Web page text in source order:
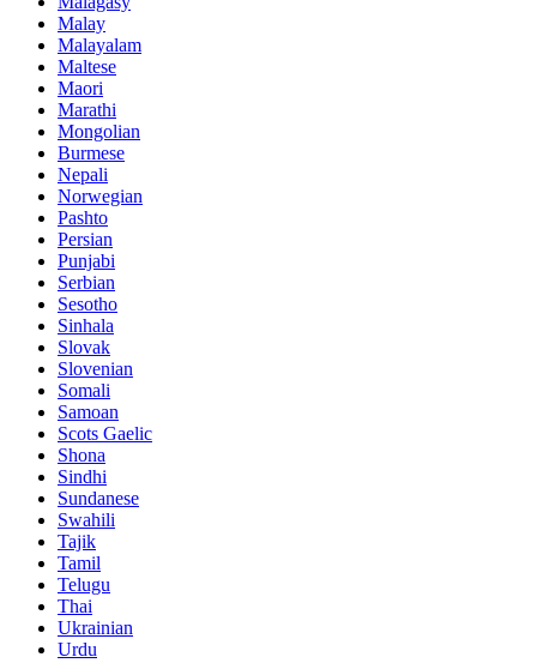
Malay
Malayalam
Maltese
Maori
Marathi
Mongolian
Burmese
Nepali
Norwegian
Pashto
Persian
Punjabi
Serbian
Sesotho
Sinhala
Slovak
Slovenian
Somali
Samoan
Scots Gaelic
Shona
Sindhi
Sundanese
Swahili
Tajik
Tamil
Telugu
Thai
Ukrainian
Urdu